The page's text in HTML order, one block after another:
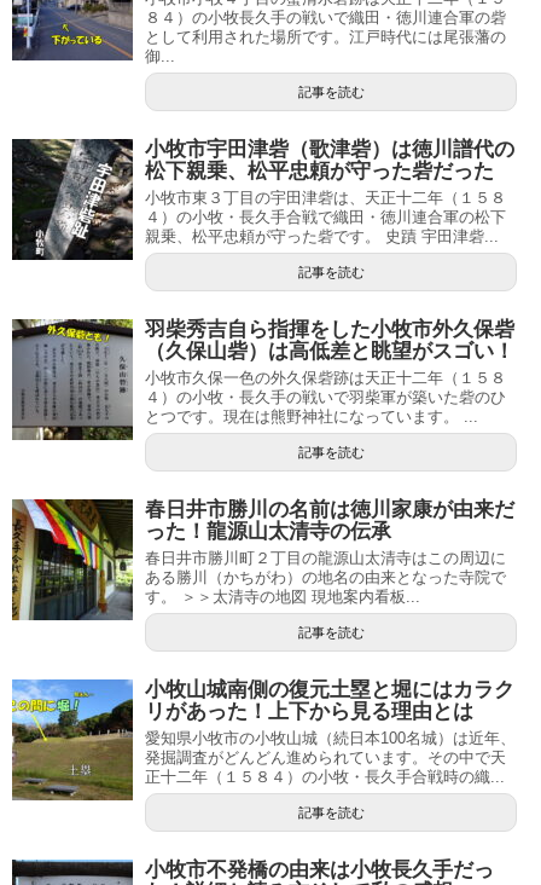
８４）の小牧長久手の戦いで織田・徳川連合軍の砦
として利用された場所です。江戸時代には尾張藩の
御...
記事を読む
小牧市宇田津砦（歌津砦）は徳川譜代の
松下親乗、松平忠頼が守った砦だった
小牧市東３丁目の宇田津砦は、天正十二年（１５８
４）の小牧・長久手合戦で織田・徳川連合軍の松下
親乗、松平忠頼が守った砦です。 史蹟 宇田津砦...
記事を読む
羽柴秀吉自ら指揮をした小牧市外久保砦
（久保山砦）は高低差と眺望がスゴい！
小牧市久保一色の外久保砦跡は天正十二年（１５８
４）の小牧・長久手の戦いで羽柴軍が築いた砦のひ
とつです。現在は熊野神社になっています。 ...
記事を読む
春日井市勝川の名前は徳川家康が由来だ
った！龍源山太清寺の伝承
春日井市勝川町２丁目の龍源山太清寺はこの周辺に
ある勝川（かちがわ）の地名の由来となった寺院で
す。 ＞＞太清寺の地図 現地案内看板...
記事を読む
小牧山城南側の復元土塁と堀にはカラク
リがあった！上下から見る理由とは
愛知県小牧市の小牧山城（続日本100名城）は近年、
発掘調査がどんどん進められています。その中で天
正十二年（１５８４）の小牧・長久手合戦時の織...
記事を読む
小牧市不発橋の由来は小牧長久手だっ